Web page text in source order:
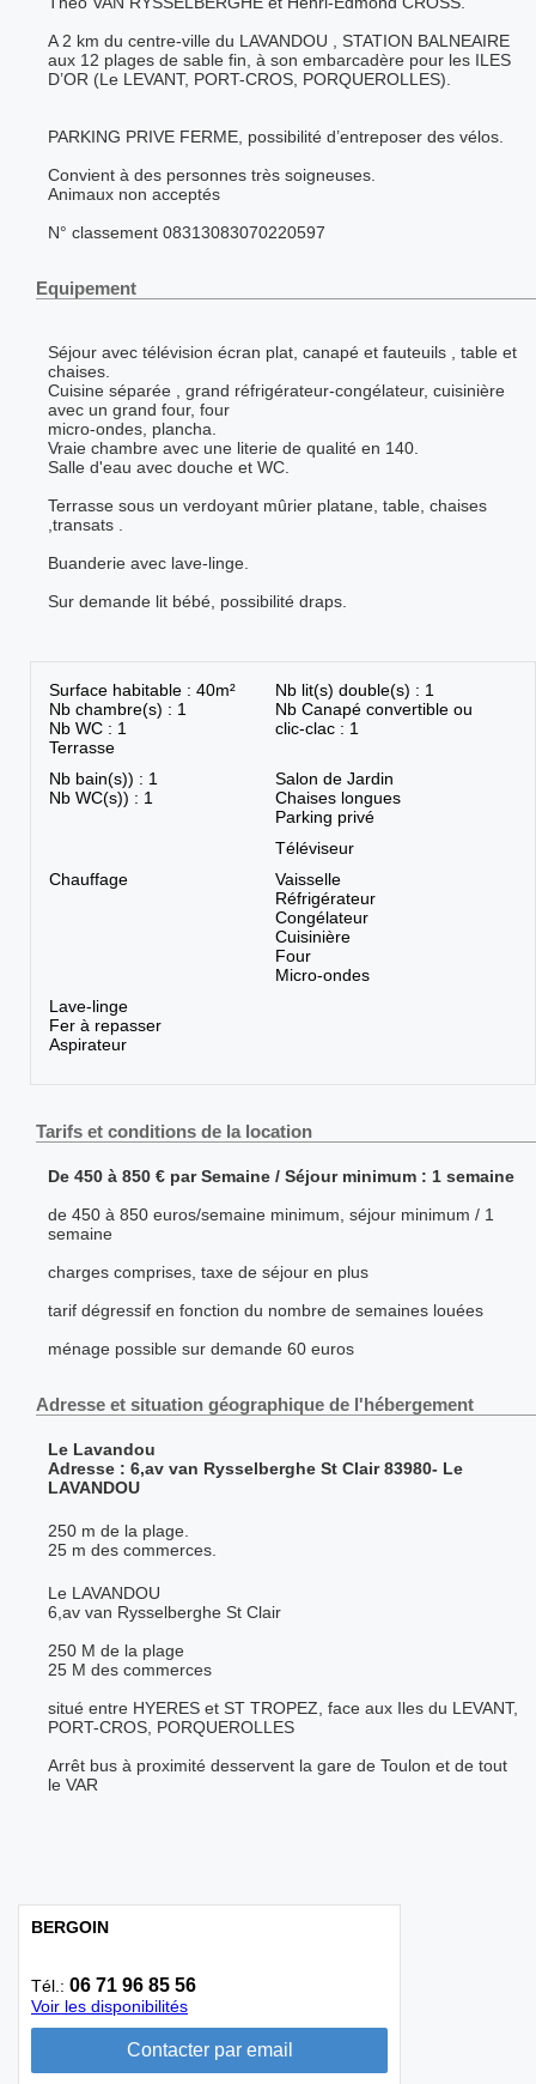
A 2 km du centre-ville du LAVANDOU , STATION BALNEAIRE
aux 12 plages de sable fin, à son embarcadère pour les ILES
D’OR (Le LEVANT, PORT-CROS, PORQUEROLLES).
PARKING PRIVE FERME, possibilité d’entreposer des vélos.
Convient à des personnes très soigneuses.
Animaux non acceptés
N° classement 08313083070220597
Equipement
Séjour avec télévision écran plat, canapé et fauteuils , table et
chaises.
Cuisine séparée , grand réfrigérateur-congélateur, cuisinière
avec un grand four, four
micro-ondes, plancha.
Vraie chambre avec une literie de qualité en 140.
Salle d'eau avec douche et WC.
Terrasse sous un verdoyant mûrier platane, table, chaises
,transats .
Buanderie avec lave-linge.
Sur demande lit bébé, possibilité draps.
Surface habitable : 40m²
Nb chambre(s) : 1
Nb WC : 1
Terrasse
Nb lit(s) double(s) : 1
Nb Canapé convertible ou
clic-clac : 1
Nb bain(s)) : 1
Nb WC(s)) : 1
Salon de Jardin
Chaises longues
Parking privé
Téléviseur
Chauffage
Vaisselle
Réfrigérateur
Congélateur
Cuisinière
Four
Micro-ondes
Lave-linge
Fer à repasser
Aspirateur
Tarifs et conditions de la location
De 450 à 850 € par Semaine / Séjour minimum : 1 semaine
de 450 à 850 euros/semaine minimum, séjour minimum / 1
semaine
charges comprises, taxe de séjour en plus
tarif dégressif en fonction du nombre de semaines louées
ménage possible sur demande 60 euros
Adresse et situation géographique de l'hébergement
Le Lavandou
Adresse : 6,av van Rysselberghe St Clair 83980- Le
LAVANDOU
250 m de la plage.
25 m des commerces.
Le LAVANDOU
6,av van Rysselberghe St Clair
250 M de la plage
25 M des commerces
situé entre HYERES et ST TROPEZ, face aux Iles du LEVANT,
PORT-CROS, PORQUEROLLES
Arrêt bus à proximité desservent la gare de Toulon et de tout
le VAR
BERGOIN
Tél.: 06 71 96 85 56
Voir les disponibilités